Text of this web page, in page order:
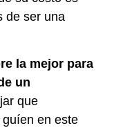
de ser una
la mejor para
un
que
en este